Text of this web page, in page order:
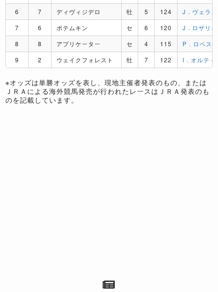
6 7 ディヴィジデロ 牡 5 124
J．ヴェラ
7
6 ポテムキン セ 6 120
J．ロザリオ
8
8 アプリケーター セ 4 115
P．ロペス
9
2 ウェイクフォレスト 牡 7 122 I．オルティ
※オッズは単勝オッズを表し、現地主催者発表のもの、または
ＪＲＡによる海外競馬発売が行われたレースはＪＲＡ発表のも
のを記載しています。